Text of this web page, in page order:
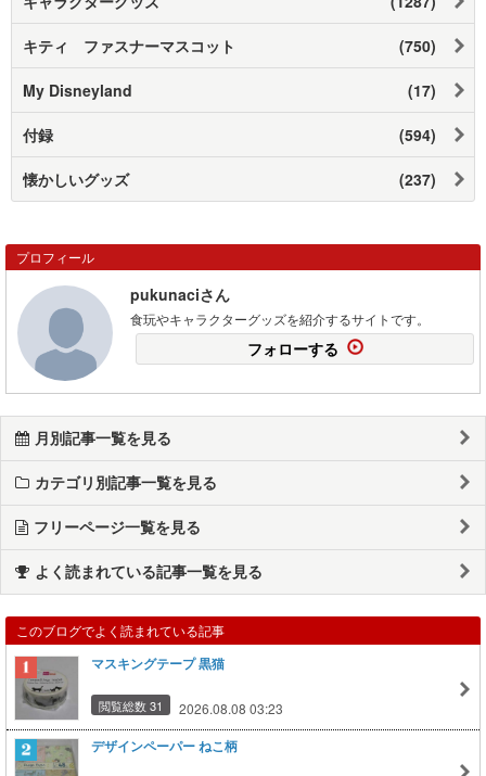
キティ ファスナーマスコット (750)
My Disneyland (17)
付録 (594)
懐かしいグッズ (237)
プロフィール
pukunaciさん
食玩やキャラクターグッズを紹介するサイトです。
フォローする
月別記事一覧を見る
カテゴリ別記事一覧を見る
フリーページ一覧を見る
よく読まれている記事一覧を見る
このブログでよく読まれている記事
マスキングテープ 黒猫
閲覧総数 31 2026.08.08 03:23
デザインペーパー ねこ柄